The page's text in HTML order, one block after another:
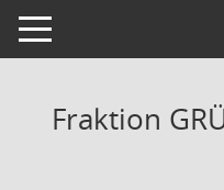
Toggle navigation
Fraktion